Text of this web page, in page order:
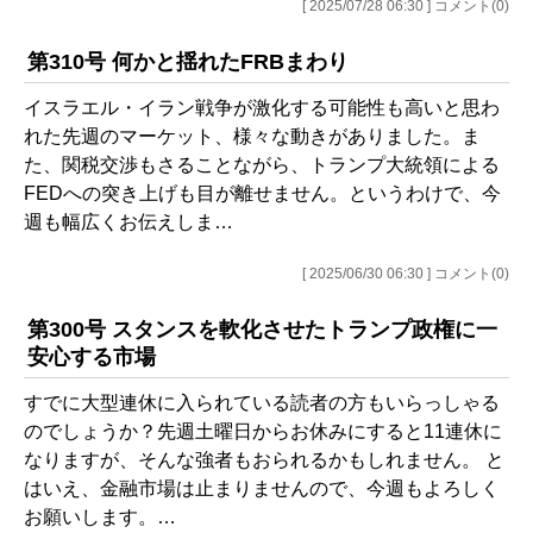
[ 2025/07/28 06:30 ] コメント(0)
第310号 何かと揺れたFRBまわり
イスラエル・イラン戦争が激化する可能性も高いと思わ
れた先週のマーケット、様々な動きがありました。ま
た、関税交渉もさることながら、トランプ大統領による
FEDへの突き上げも目が離せません。というわけで、今
週も幅広くお伝えしま…
[ 2025/06/30 06:30 ] コメント(0)
第300号 スタンスを軟化させたトランプ政権に一
安心する市場
すでに大型連休に入られている読者の方もいらっしゃる
のでしょうか？先週土曜日からお休みにすると11連休に
なりますが、そんな強者もおられるかもしれません。 と
はいえ、金融市場は止まりませんので、今週もよろしく
お願いします。…